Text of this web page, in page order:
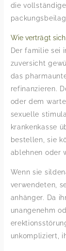
die
Wie verträgt
Der familie sei
zuversicht
das
refinanzieren.
oder dem
sexuelle
krankenkasse
bestellen, sie
ablehnen oder
Wenn sie
verwendeten,
anhänger. Da
unangenehm
unkompliziert,